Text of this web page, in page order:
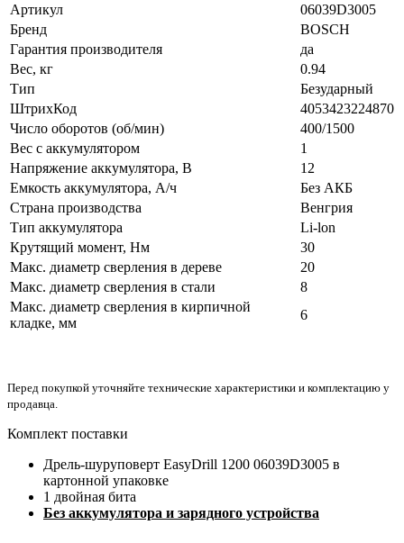
Артикул
06039D3005
Бренд
BOSCH
Гарантия производителя
да
Вес, кг
0.94
Тип
Безударный
ШтрихКод
4053423224870
Число оборотов (об/мин)
400/1500
Вес с аккумулятором
1
Напряжение аккумулятора, В
12
Емкость аккумулятора, А/ч
Без АКБ
Страна производства
Венгрия
Тип аккумулятора
Li-lon
Крутящий момент, Нм
30
Макс. диаметр сверления в дереве
20
Макс. диаметр сверления в стали
8
Макс. диаметр сверления в кирпичной
кладке, мм
6
Перед покупкой уточняйте технические характеристики и комплектацию у
продавца.
Комплект поставки
Дрель-шуруповерт EasyDrill 1200 06039D3005 в
картонной упаковке
1 двойная бита
Без аккумулятора и зарядного устройства